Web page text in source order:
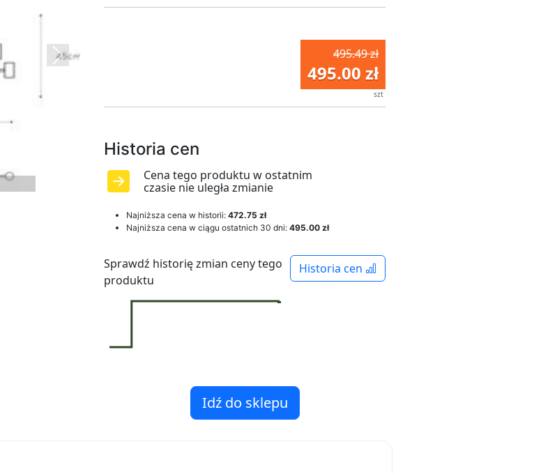
Next
495.49 zł
495.00 zł
szt
Historia cen
Cena tego produktu w ostatnim
czasie nie uległa zmianie
Najniższa cena w historii: 472.75 zł
Najniższa cena w ciągu ostatnich 30 dni: 495.00 zł
Historia cen
Sprawdź historię zmian ceny tego
produktu
Idź do sklepu